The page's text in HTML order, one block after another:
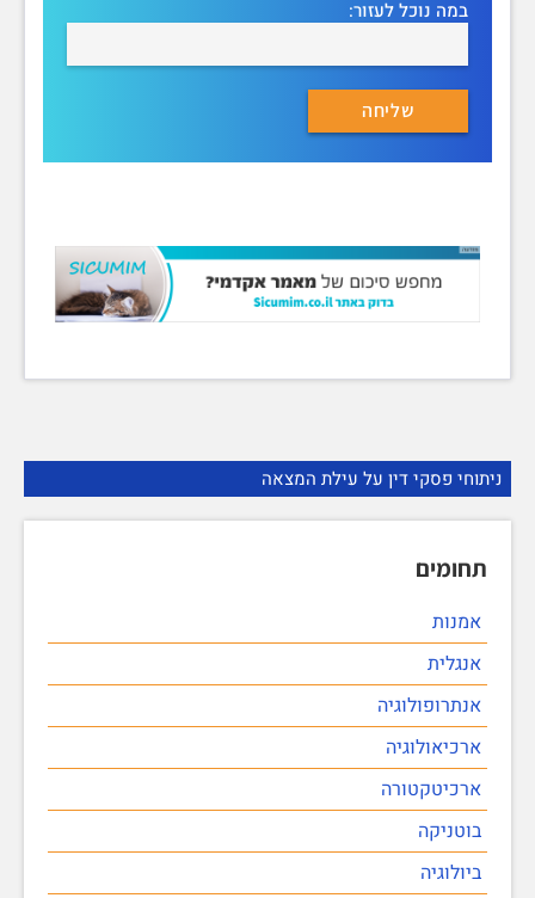
ניתוחי פסקי דין על עילת המצאה
תחומים
אמנות
אנגלית
אנתרופולוגיה
ארכיאולוגיה
ארכיטקטורה
בוטניקה
ביולוגיה
במה נוכל לעזור: